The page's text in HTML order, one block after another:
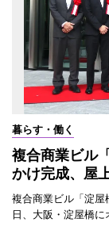
暮らす・働く
複合商業ビル
かけ完成、屋
複合商業ビル「淀
日、大阪・淀屋橋に